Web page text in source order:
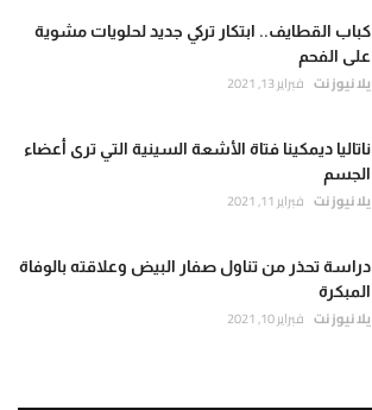
كباب القطايف.. ابتكار تركي جديد لحلويات مشوية
على الفحم
يلا نيوز نت فبراير 13, 2021
ناتاليا ديمكينا فتاة الأشعة السينية التي ترى أعضاء
الجسم
يلا نيوز نت فبراير 11, 2021
دراسة تحذر من تناول صفار البيض وعلاقته بالوفاة
المبكرة
يلا نيوز نت فبراير 10, 2021